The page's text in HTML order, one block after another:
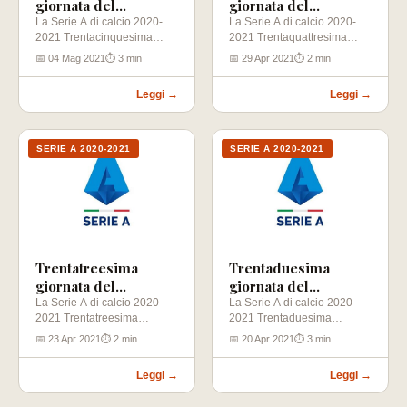
giornata del
Campionato di Calcio
di Serie A (2020-
2021)
La Serie A di calcio 2020-
2021 Trentacinquesima
giornata (09-05-2021)
Udinese – Bologna Spezia –
📅 04 Mag 2021⏱ 3 min
Leggi →
giornata del
Campionato di Calcio
di Serie A (2020-
2021)
La Serie A di calcio 2020-
2021 Trentaquattresima
giornata (02-05-2021)
Verona – Spezia Crotone –
📅 29 Apr 2021⏱ 2 min
Leggi →
SERIE A 2020-2021
Trentatreesima
giornata del
Campionato di Serie
A di calcio 2020-2021
La Serie A di calcio 2020-
2021 Trentatreesima
giornata (25-04-2021)
📅 23 Apr 2021⏱ 2 min
Leggi →
SERIE A 2020-2021
Trentaduesima
giornata del
Campionato di Calcio
di Serie A (2020-
2021)
La Serie A di calcio 2020-
2021 Trentaduesima
giornata (21-04-2021)
📅 20 Apr 2021⏱ 3 min
Leggi →